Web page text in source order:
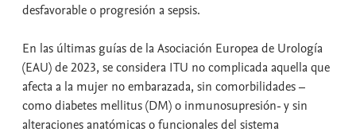
desfavorable o progresión a sepsis.
En las últimas guías de la Asociación Europea de Urología
(EAU) de 2023, se considera ITU no complicada aquella que
afecta a la mujer no embarazada, sin comorbilidades –
como diabetes mellitus (DM) o inmunosupresión- y sin
alteraciones anatómicas o funcionales del sistema